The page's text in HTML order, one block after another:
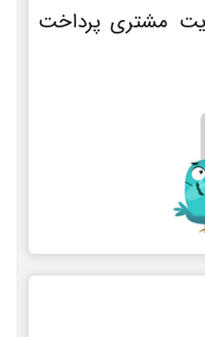
مشتری پرداخت